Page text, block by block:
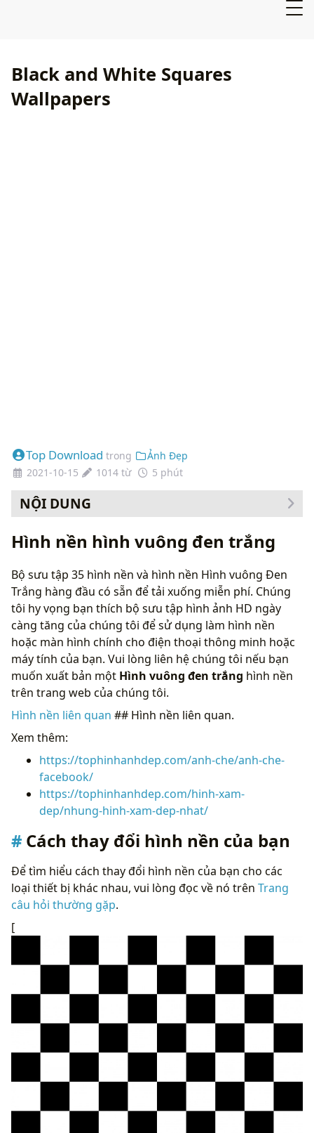
Black and White Squares
Wallpapers
Top Download trong
Ảnh Đẹp
2021-10-15
1014 từ 5 phút
NỘI DUNG
Hình nền hình vuông đen trắng
Bộ sưu tập 35 hình nền và hình nền Hình vuông Đen
Trắng hàng đầu có sẵn để tải xuống miễn phí. Chúng
tôi hy vọng bạn thích bộ sưu tập hình ảnh HD ngày
càng tăng của chúng tôi để sử dụng làm hình nền
hoặc màn hình chính cho điện thoại thông minh hoặc
máy tính của bạn. Vui lòng liên hệ chúng tôi nếu bạn
muốn xuất bản một Hình vuông đen trắng hình nền
trên trang web của chúng tôi.
Hình nền liên quan ## Hình nền liên quan.
Xem thêm:
https://tophinhanhdep.com/anh-che/anh-che-
facebook/
https://tophinhanhdep.com/hinh-xam-
dep/nhung-hinh-xam-dep-nhat/
Cách thay đổi hình nền của bạn
Để tìm hiểu cách thay đổi hình nền của bạn cho các
loại thiết bị khác nhau, vui lòng đọc về nó trên Trang
câu hỏi thường gặp.
[